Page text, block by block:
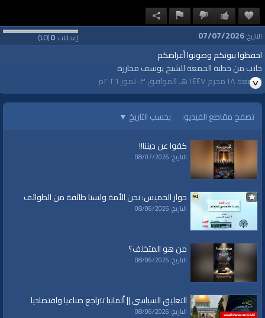
إعجابات:0
(
0
%) التاريخ:07/07/2026
احفظوا بيوتكم وصونوا أعراضكم
جانب من خطبة الجمعة للشيخ يوسف مخارزة
الجمعة ١٨ محرم ١٤٤٧ هـ الموافق ٠٣ تموز ٢٠٢٦م
الفئات:
خطب ودروس
قنوات:
برامج الواقية
تصفح مقاطع الفيديو: بحسب التاريخ ▼
كفوا عن ديننا!!
التاريخ: 08/07/2026
حوار الخميس: نحن الأمة ولسنا طائفة من الطوائف
التاريخ: 08/06/2026
من هو المتخلف؟
التاريخ: 08/06/2026
التعليق السياسي || ألمانيا تتراجع صناعيا واقتصاديا
التاريخ: 08/06/2026